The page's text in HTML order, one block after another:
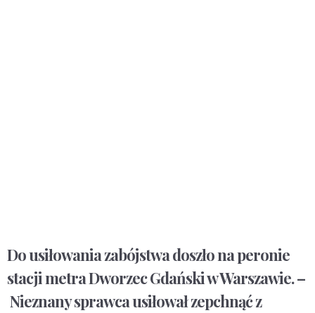
Do usiłowania zabójstwa doszło na peronie
stacji metra Dworzec Gdański w Warszawie. –
Nieznany sprawca usiłował zepchnąć z